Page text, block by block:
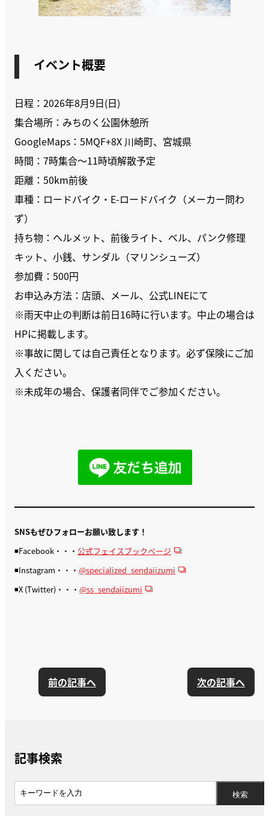
イベント概要
日程：2026年8月9日(日)
集合場所：みちのく公園休憩所
GoogleMaps：5MQF+8X 川崎町、宮城県
時間：7時集合～11時頃解散予定
距離：50km前後
車種：ロードバイク・E-ロードバイク（メーカー問わ
ず）
持ち物：ヘルメット、前後ライト、ベル、パンク修理
キット、小銭、サンダル（マリンシューズ）
参加費：500円
お申込み方法：店頭、メール、公式LINEにて
※雨天中止の判断は前日16時に行います。中止の場合は
HPに掲載します。
※事故に関しては自己責任となります。必ず保険にご加
入ください。
※未成年の場合、保護者同伴でご参加ください。
SNSもぜひフォローお願い致します！
◾️Facebook・・・ 公式フェイスブックページ
◾️Instagram・・・ @specialized_sendaiizumi
◾️X (Twitter)・・・ @ss_sendaiizumi
前の記事へ 次の記事へ
記事検索